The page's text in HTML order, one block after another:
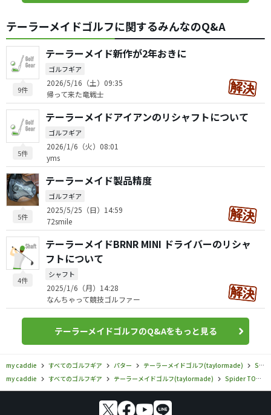
テーラーメイドゴルフに関するみんなのQ&A
9件
テーラーメイド新作が2年おきに
ゴルフギア
2026/5/16（土）09:35
帰って来た竜戦士
5件
テーラーメイドアイアンのリシャフトについて
ゴルフギア
2026/1/6（火）08:01
yms
5件
テーラーメイド製品精度
ゴルフギア
2025/5/25（日）14:59
72smile
4件
テーラーメイドBRNR MINI ドライバーのリシャ
フトについて
シャフト
2025/1/6（月）14:28
なんちゃって競技ゴルファー
テーラーメイドゴルフのQ&Aをもっと見る
my caddie すべてのゴルフギア パター テーラーメイドゴルフ(taylormade)
Spider TOUR TORCHED
my caddie
すべてのゴルフギア テーラーメイドゴルフ(taylormade) Spider TOUR TORCHED